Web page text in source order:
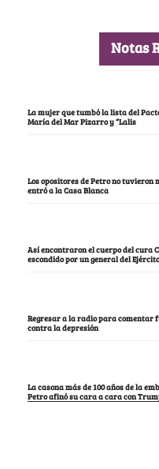
Notas
La mujer que tumbó la lista del
María del Mar Pizarro y “Lalis
Los opositores de Petro no
entró a la Casa Blanca
Así encontraron el cuerpo del cura
escondido por un general del Ejército
Regresar a la radio para comentar
contra la depresión
La casona más de 100 años de la
Petro afinó su cara a cara con